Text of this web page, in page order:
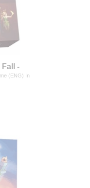
-
(ENG) In